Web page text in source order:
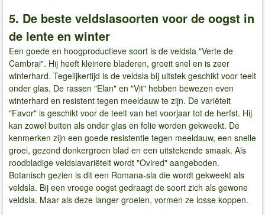
5. De beste veldslasoorten voor de oogst in
de lente en winter
Een goede en hoogproductieve soort is de veldsla "Verte de
Cambrai". Hij heeft kleinere bladeren, groeit snel en is zeer
winterhard. Tegelijkertijd is de veldsla bij uitstek geschikt voor teelt
onder glas. De rassen "Elan" en "Vit" hebben bewezen even
winterhard en resistent tegen meeldauw te zijn. De variëteit
"Favor" is geschikt voor de teelt van het voorjaar tot de herfst. Hij
kan zowel buiten als onder glas en folie worden gekweekt. De
kenmerken zijn een goede resistentie tegen meeldauw, een snelle
groei, gezond donkergroen blad en een uitstekende smaak. Als
roodbladige veldslavariëteit wordt "Ovired" aangeboden.
Botanisch gezien is dit een Romana-sla die wordt gekweekt als
veldsla. Bij een vroege oogst gedraagt de soort zich als gewone
veldsla. Maar als deze langer groeien, vormen ze losse koppen.